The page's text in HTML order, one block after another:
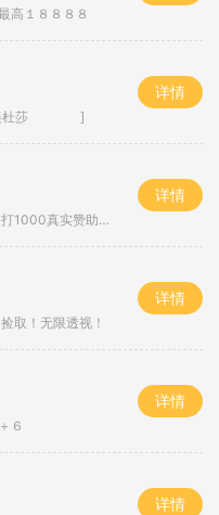
高１８８８８
杜莎 ]
详情
真实赞助一夜终
详情
取！无限透视！
详情
６
详情
详情